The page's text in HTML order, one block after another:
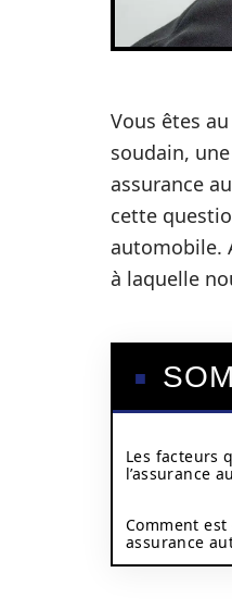
Vous êtes
soudain,
assurance
cette
automobile.
à laquelle
Les facteurs
l’assurance
Comment
assurance